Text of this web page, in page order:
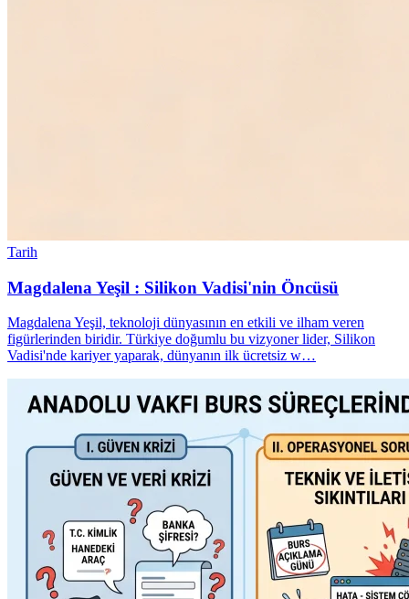
Tarih
Magdalena Yeşil : Silikon Vadisi'nin Öncüsü
Magdalena Yeşil, teknoloji dünyasının en etkili ve ilham veren
figürlerinden biridir. Türkiye doğumlu bu vizyoner lider, Silikon
Vadisi'nde kariyer yaparak, dünyanın ilk ücretsiz w…